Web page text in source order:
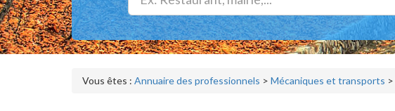
Vous êtes : Annuaire des professionnels > Mécaniques et transports >